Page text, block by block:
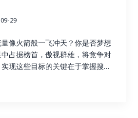
断追踪效果，才能知道哪些策略
略需要调整。通过追踪链接建设
从而最大化投资回报率，就像一
仔细分析市场行情，选择最具潜
要的是，追踪链接建设效果可以
网站，他们在你的网站上停留了
29
像火箭般一飞冲天？你是否梦想
占据榜首，傲视群雄，将竞争对
现这些目标的关键在于掌握搜索
的时间和精力在低效的搜索引擎